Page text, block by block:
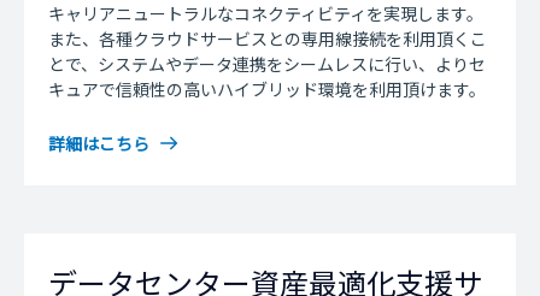
キャリアニュートラルなコネクティビティを実現します。
また、各種クラウドサービスとの専用線接続を利用頂くこ
とで、システムやデータ連携をシームレスに行い、よりセ
キュアで信頼性の高いハイブリッド環境を利用頂けます。
詳細はこちら
データセンター資産最適化支援サ